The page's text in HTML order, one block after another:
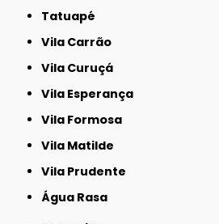
Tatuapé
Vila Carrão
Vila Curuçá
Vila Esperança
Vila Formosa
Vila Matilde
Vila Prudente
Água Rasa